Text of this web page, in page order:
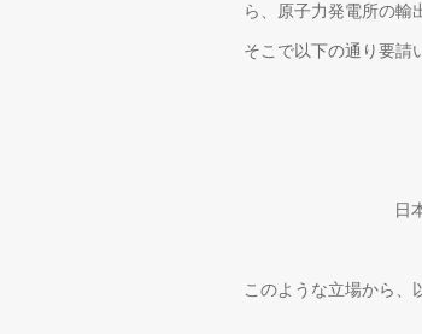
ら、原子力発電所の輸
そこで以下の通り要請
日
このような立場から、